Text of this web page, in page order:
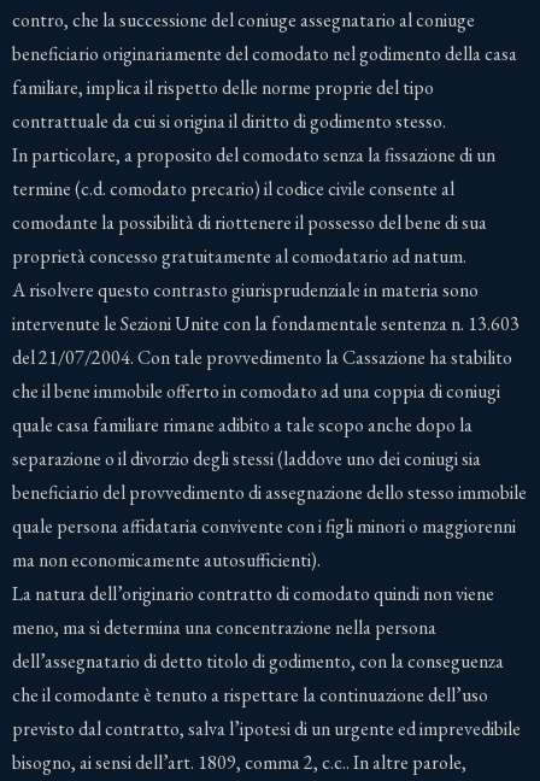
contro, che la successione del coniuge assegnatario al coniuge
beneficiario originariamente del comodato nel godimento della casa
familiare, implica il rispetto delle norme proprie del tipo
contrattuale da cui si origina il diritto di godimento stesso.
In particolare, a proposito del comodato senza la fissazione di un
termine (c.d. comodato precario) il codice civile consente al
comodante la possibilità di riottenere il possesso del bene di sua
proprietà concesso gratuitamente al comodatario ad natum.
A risolvere questo contrasto giurisprudenziale in materia sono
intervenute le Sezioni Unite con la fondamentale sentenza n. 13.603
del 21/07/2004. Con tale provvedimento la Cassazione ha stabilito
che il bene immobile offerto in comodato ad una coppia di coniugi
quale casa familiare rimane adibito a tale scopo anche dopo la
separazione o il divorzio degli stessi (laddove uno dei coniugi sia
beneficiario del provvedimento di assegnazione dello stesso immobile
quale persona affidataria convivente con i figli minori o maggiorenni
ma non economicamente autosufficienti).
La natura dell’originario contratto di comodato quindi non viene
meno, ma si determina una concentrazione nella persona
dell’assegnatario di detto titolo di godimento, con la conseguenza
che il comodante è tenuto a rispettare la continuazione dell’uso
previsto dal contratto, salva l’ipotesi di un urgente ed imprevedibile
bisogno, ai sensi dell’art. 1809, comma 2, c.c.. In altre parole,